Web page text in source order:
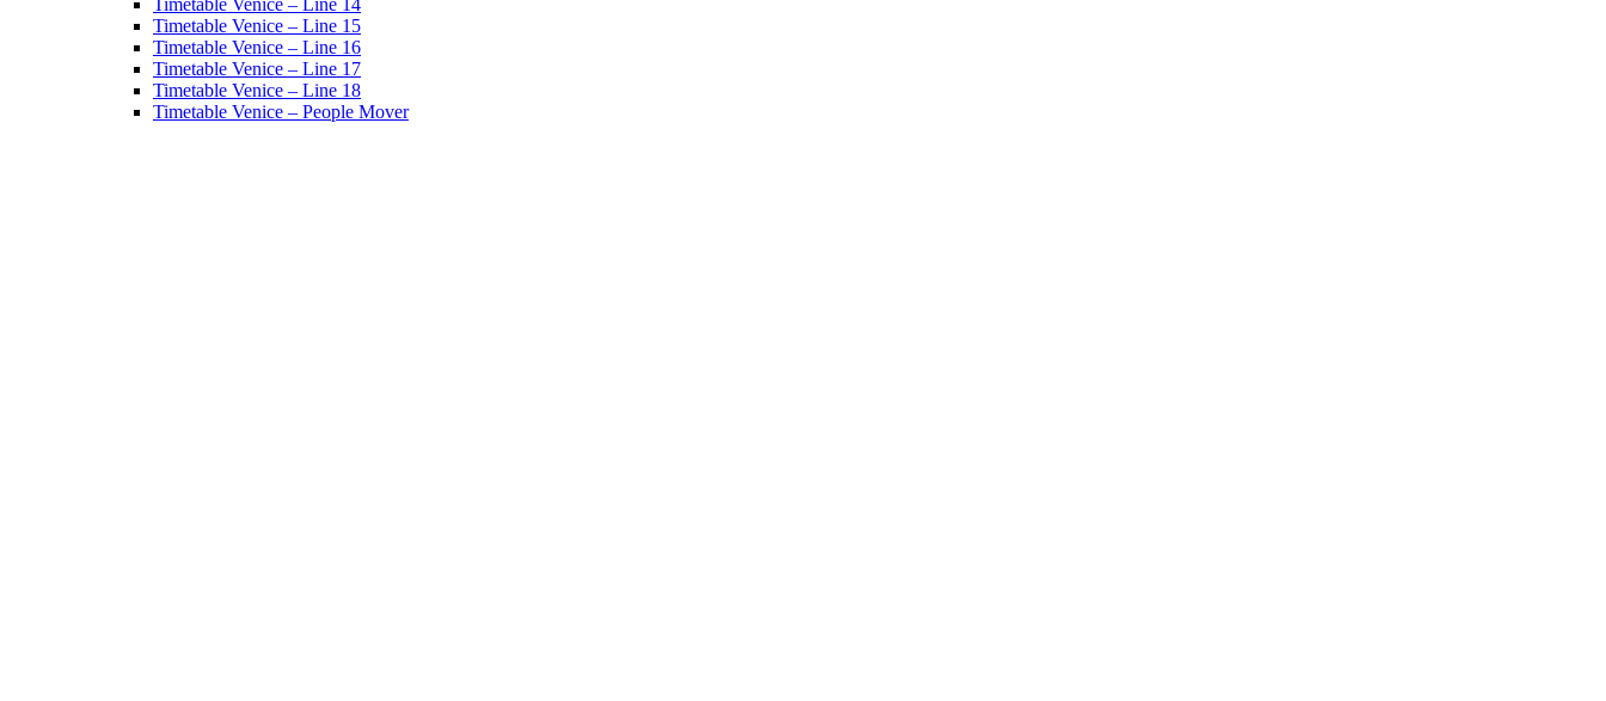
Timetable Venice – Line 15
Timetable Venice – Line 16
Timetable Venice – Line 17
Timetable Venice – Line 18
Timetable Venice – People Mover